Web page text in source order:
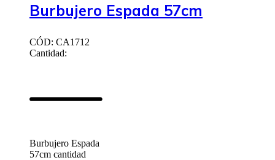
Burbujero Espada 57cm
CÓD: CA1712
Cantidad:
Burbujero Espada
57cm cantidad